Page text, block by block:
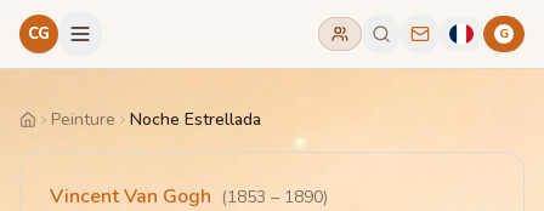
CG G
HomePeinture Noche Estrellada
Vincent Van Gogh (1853 – 1890)